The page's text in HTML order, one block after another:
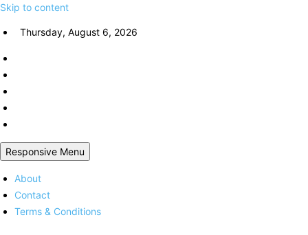
Skip to content
Thursday, August 6, 2026
Responsive Menu
About
Contact
Terms & Conditions